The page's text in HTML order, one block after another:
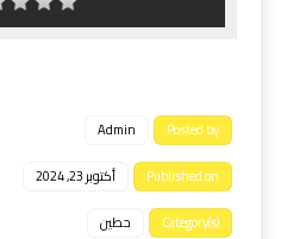
Posted by
Admin
Published on
أكتوبر 23, 2024
Category(s)
حطين